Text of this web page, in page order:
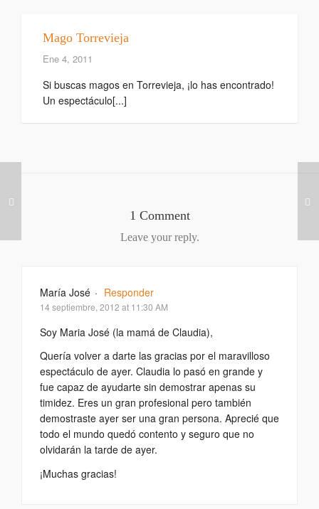
Mago Torrevieja
Ene 4, 2011
Si buscas magos en Torrevieja, ¡lo has encontrado!
Un espectáculo[...]
1 Comment
Leave your reply.
María José · Responder
14 septiembre, 2012 at 11:30 AM
Soy Maria José (la mamá de Claudia),
Quería volver a darte las gracias por el maravilloso
espectáculo de ayer. Claudia lo pasó en grande y
fue capaz de ayudarte sin demostrar apenas su
timidez. Eres un gran profesional pero también
demostraste ayer ser una gran persona. Aprecié que
todo el mundo quedó contento y seguro que no
olvidarán la tarde de ayer.
¡Muchas gracias!